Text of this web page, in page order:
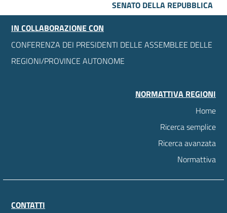
SENATO DELLA REPUBBLICA
IN COLLABORAZIONE CON
CONFERENZA DEI PRESIDENTI DELLE ASSEMBLEE DELLE
REGIONI/PROVINCE AUTONOME
NORMATTIVA REGIONI
Home
Ricerca semplice
Ricerca avanzata
Normattiva
CONTATTI